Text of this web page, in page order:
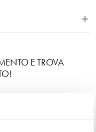
E TROVA